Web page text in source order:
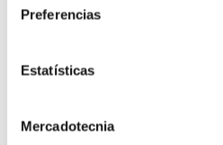
Preferencias
Estatísticas
Mercadotecnia